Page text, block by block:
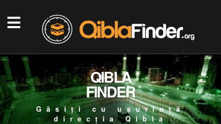
QIBLA
FINDER
Găsiți cu ușurință
direcția Qibla